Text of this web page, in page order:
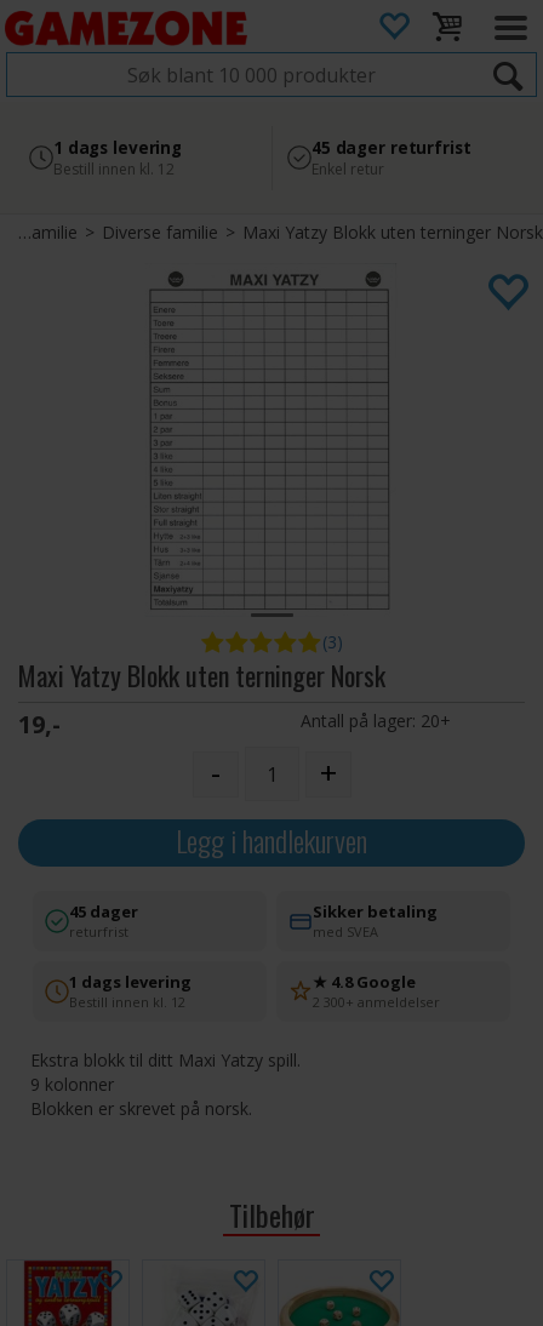
2 300+ anmeldelser på
Google
Sikker betaling
med Svea
1 dags levering
Bestill innen kl. 12
45 dager returfrist
Enkel retur
Familie> Diverse familie> Maxi Yatzy Blokk uten terninger Norsk
(3)
Maxi Yatzy Blokk uten terninger Norsk
19,- Antall på lager: 20+
- +
Legg i handlekurven
45 dager
returfrist
Sikker betaling
med SVEA
1 dags levering
Bestill innen kl. 12
★ 4.8 Google
2 300+ anmeldelser
Ekstra blokk til ditt Maxi Yatzy spill.
9 kolonner
Blokken er skrevet på norsk.
Tilbehør